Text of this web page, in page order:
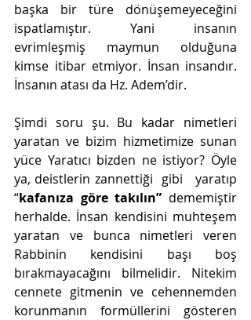
başka bir türe dönüşemeyeceğini
ispatlamıştır. Yani insanın
evrimleşmiş maymun olduğuna
kimse itibar etmiyor. İnsan insandır.
İnsanın atası da Hz. Adem’dir.
Şimdi soru şu. Bu kadar nimetleri
yaratan ve bizim hizmetimize sunan
yüce Yaratıcı bizden ne istiyor? Öyle
ya, deistlerin zannettiği  gibi   yaratıp
“kafanıza göre takılın” dememiştir
herhalde. İnsan kendisini muhteşem
yaratan ve bunca nimetleri veren
Rabbinin kendisini başı boş
bırakmayacağını bilmelidir. Nitekim
cennete gitmenin ve cehennemden
korunmanın formüllerini gösteren